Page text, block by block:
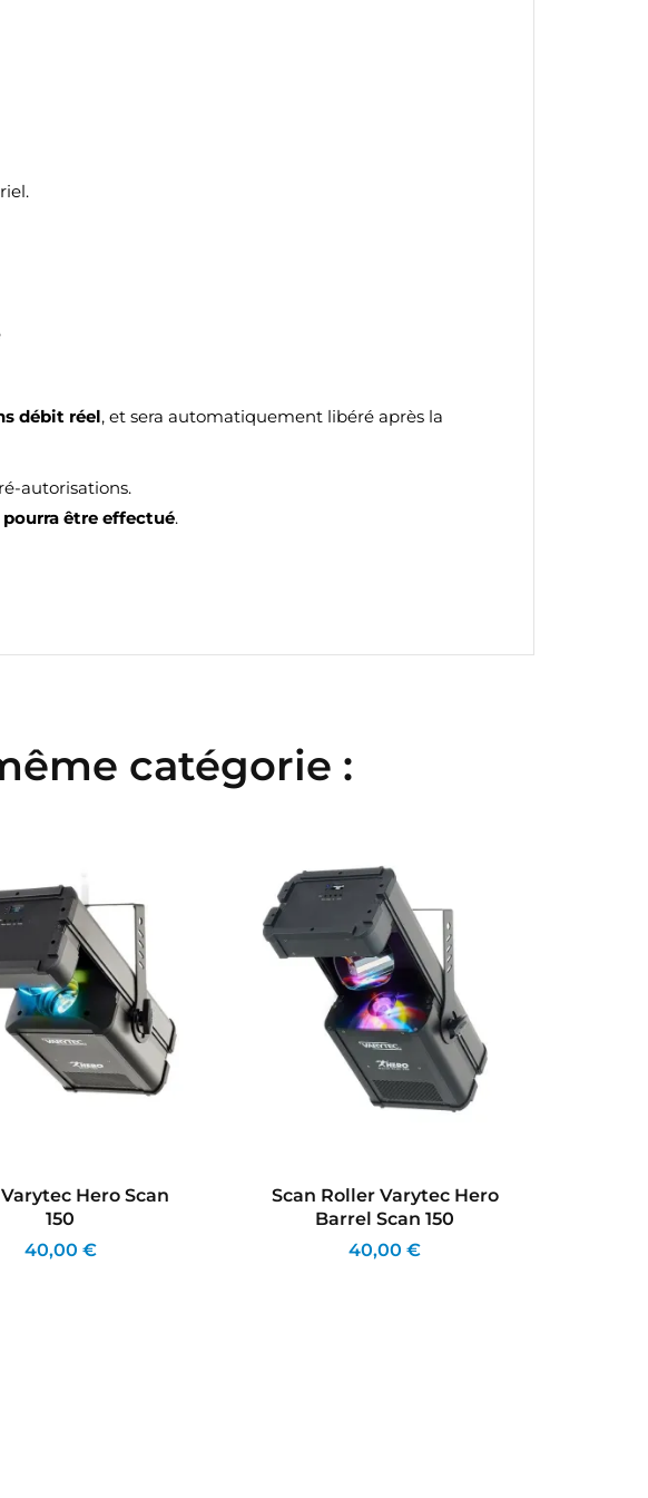
débit réel, et sera automatiquement libéré après la
autorisations.
être effectué.
catégorie :
Hero Scan
150
40,00 €
Scan Roller Varytec Hero
Barrel Scan 150
40,00 €